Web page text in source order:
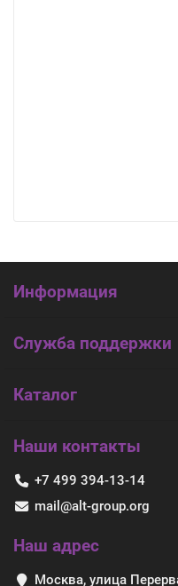
Информация
Служба поддержки
Каталог
Наши контакты
+7 499 394-13-14
mail@alt-group.org
Наш адрес
Москва, улица